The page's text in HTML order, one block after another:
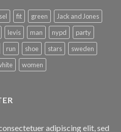
fit green
Jack and Jones
levis man nypd
party
run shoe stars
sweden
women
adipiscing elit, sed